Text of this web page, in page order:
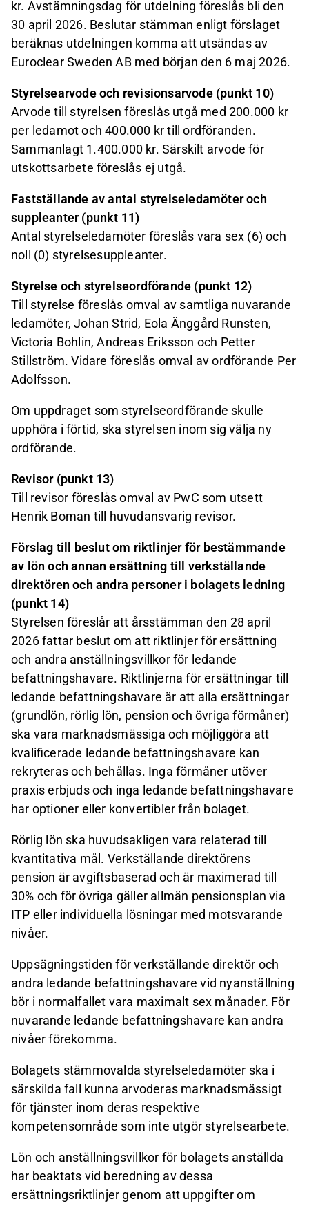
kr. Avstämningsdag för utdelning föreslås bli den
30 april 2026. Beslutar stämman enligt förslaget
beräknas utdelningen komma att utsändas av
Euroclear Sweden AB med början den 6 maj 2026.
Styrelsearvode och revisionsarvode (punkt 10)
Arvode till styrelsen föreslås utgå med 200.000 kr
per ledamot och 400.000 kr till ordföranden.
Sammanlagt 1.400.000 kr. Särskilt arvode för
utskottsarbete föreslås ej utgå.
Fastställande av antal styrelseledamöter och
suppleanter (punkt 11)
Antal styrelseledamöter föreslås vara sex (6) och
noll (0) styrelsesuppleanter.
Styrelse och styrelseordförande (punkt 12)
Till styrelse föreslås omval av samtliga nuvarande
ledamöter, Johan Strid, Eola Änggård Runsten,
Victoria Bohlin, Andreas Eriksson och Petter
Stillström. Vidare föreslås omval av ordförande Per
Adolfsson.
Om uppdraget som styrelseordförande skulle
upphöra i förtid, ska styrelsen inom sig välja ny
ordförande.
Revisor (punkt 13)
Till revisor föreslås omval av PwC som utsett
Henrik Boman till huvudansvarig revisor.
Förslag till beslut om riktlinjer för bestämmande
av lön och annan ersättning till verkställande
direktören och andra personer i bolagets ledning
(punkt 14)
Styrelsen föreslår att årsstämman den 28 april
2026 fattar beslut om att riktlinjer för ersättning
och andra anställningsvillkor för ledande
befattningshavare. Riktlinjerna för ersättningar till
ledande befattningshavare är att alla ersättningar
(grundlön, rörlig lön, pension och övriga förmåner)
ska vara marknadsmässiga och möjliggöra att
kvalificerade ledande befattningshavare kan
rekryteras och behållas. Inga förmåner utöver
praxis erbjuds och inga ledande befattningshavare
har optioner eller konvertibler från bolaget.
Rörlig lön ska huvudsakligen vara relaterad till
kvantitativa mål. Verkställande direktörens
pension är avgiftsbaserad och är maximerad till
30% och för övriga gäller allmän pensionsplan via
ITP eller individuella lösningar med motsvarande
nivåer.
Uppsägningstiden för verkställande direktör och
andra ledande befattningshavare vid nyanställning
bör i normalfallet vara maximalt sex månader. För
nuvarande ledande befattningshavare kan andra
nivåer förekomma.
Bolagets stämmovalda styrelseledamöter ska i
särskilda fall kunna arvoderas marknadsmässigt
för tjänster inom deras respektive
kompetensområde som inte utgör styrelsearbete.
Lön och anställningsvillkor för bolagets anställda
har beaktats vid beredning av dessa
ersättningsriktlinjer genom att uppgifter om